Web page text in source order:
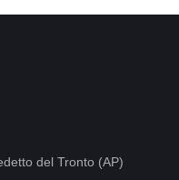
del Tronto (AP)